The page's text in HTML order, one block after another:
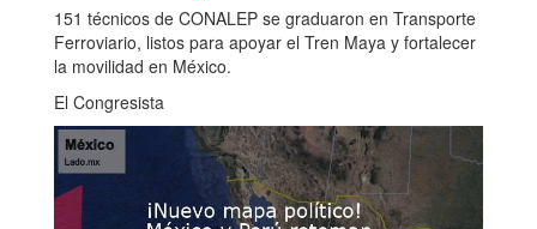
151 técnicos de CONALEP se graduaron en Transporte
Ferroviario, listos para apoyar el Tren Maya y fortalecer
la movilidad en México.
El Congresista